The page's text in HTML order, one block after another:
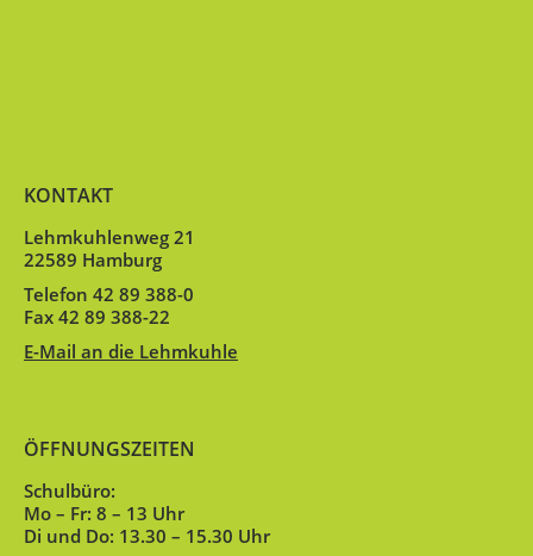
KONTAKT
Lehmkuhlenweg 21
22589 Hamburg
Telefon 42 89 388-0
Fax 42 89 388-22
E-Mail an die Lehmkuhle
ÖFFNUNGSZEITEN
Schulbüro:
Mo – Fr: 8 – 13 Uhr
Di und Do: 13.30 – 15.30 Uhr